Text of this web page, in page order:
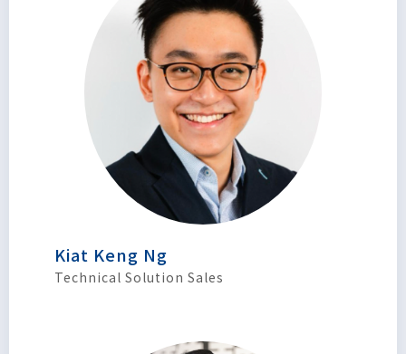
Kiat Keng Ng
Technical Solution Sales